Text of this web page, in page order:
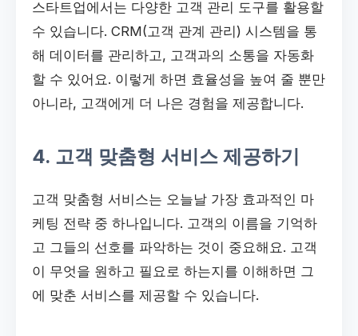
스타트업에서는 다양한 고객 관리 도구를 활용할
수 있습니다. CRM(고객 관계 관리) 시스템을 통
해 데이터를 관리하고, 고객과의 소통을 자동화
할 수 있어요. 이렇게 하면 효율성을 높여 줄 뿐만
아니라, 고객에게 더 나은 경험을 제공합니다.
4. 고객 맞춤형 서비스 제공하기
고객 맞춤형 서비스는 오늘날 가장 효과적인 마
케팅 전략 중 하나입니다. 고객의 이름을 기억하
고 그들의 선호를 파악하는 것이 중요해요. 고객
이 무엇을 원하고 필요로 하는지를 이해하면 그
에 맞춘 서비스를 제공할 수 있습니다.